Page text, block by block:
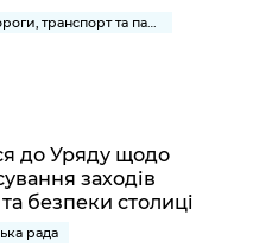
Дороги, транспорт та парковки
до Уряду щодо
заходів
безпеки столиці
рада